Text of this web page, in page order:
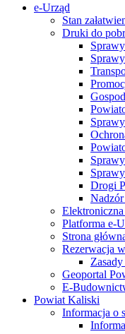
e-Urząd
Stan
Druki do
Drogi
Platforma e-
Strona
Rezerwacja
Geoportal
E-
Powiat Kaliski
Informacja o